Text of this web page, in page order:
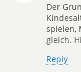
Der
spielen,
gleich.
Reply